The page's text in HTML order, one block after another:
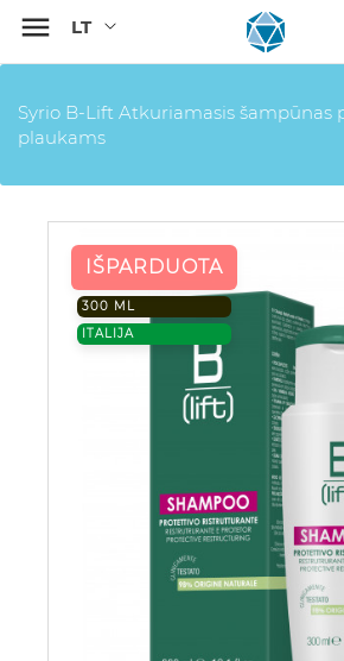

Syrio B-Lift Atkuriamasis šampūnas
plaukams
IŠPARDUOTA
300 ML
ITALIJA